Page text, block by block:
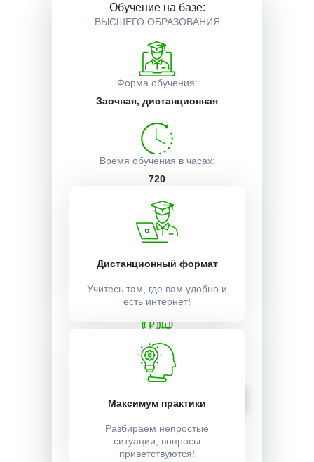
Обучение на базе:
ВЫСШЕГО ОБРАЗОВАНИЯ
Форма обучения:
Заочная, дистанционная
Время обучения в часах:
720
6 месяцев
Учебный план:
Получить
Стоимость:
18000 ₽
Описание курса
Получаемые документы
Условия поступления
Дистанционный формат
Учитесь там, где вам удобно и
есть интернет!
Максимум практики
Разбираем непростые
ситуации, вопросы
приветствуются!